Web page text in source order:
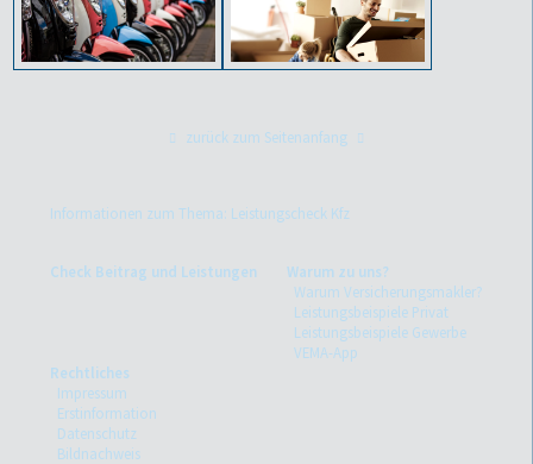
zurück zum Seitenanfang
Informationen zum Thema: Leistungscheck Kfz
Check Beitrag und Leistungen
Warum zu uns?
Warum Versicherungsmakler?
Leistungsbeispiele Privat
Leistungsbeispiele Gewerbe
VEMA-App
Rechtliches
Impressum
Erstinformation
Datenschutz
Bildnachweis